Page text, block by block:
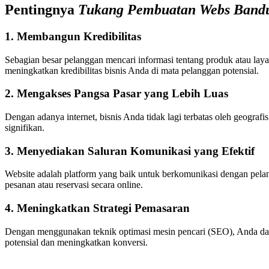
Pentingnya Tukang Pembuatan Webs
1. Membangun Kredibilitas
Sebagian besar pelanggan mencari informasi tentang produk atau
meningkatkan kredibilitas bisnis Anda di mata pelanggan potensial.
2. Mengakses Pangsa Pasar yang Lebih Luas
Dengan adanya internet, bisnis Anda tidak lagi terbatas oleh
signifikan.
3. Menyediakan Saluran Komunikasi yang Efektif
Website adalah platform yang baik untuk berkomunikasi dengan
pesanan atau reservasi secara online.
4. Meningkatkan Strategi Pemasaran
Dengan menggunakan teknik optimasi mesin pencari (SEO), Anda
potensial dan meningkatkan konversi.